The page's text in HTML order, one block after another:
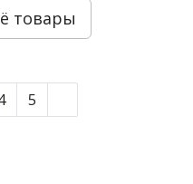
товары
5